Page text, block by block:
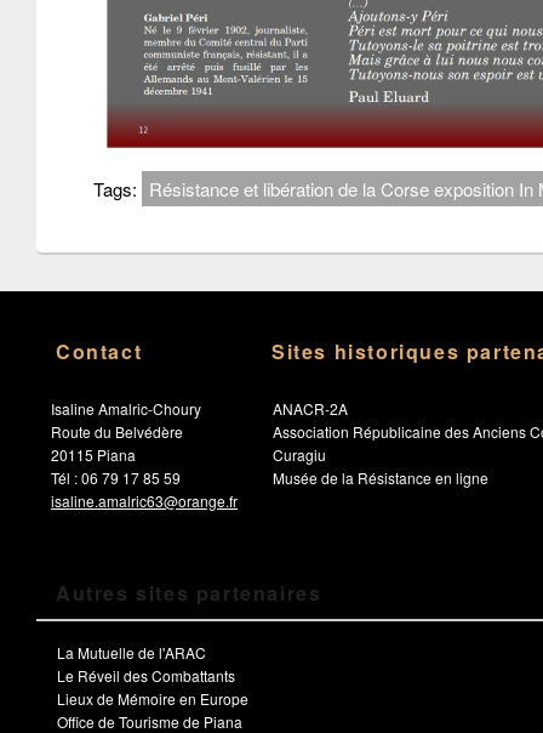
Tags: Résistance et libération de la Corse exposition In
Contact
Isaline Amalric-Choury
Route du Belvédère
20115 Piana
Tél : 06 79 17 85 59
isaline.amalric63@orange.fr
Sites historiques
ANACR-2A
Association Républicaine des Anciens
Curagiu
Musée de la Résistance en ligne
Autres sites partenaires
La Mutuelle de l'ARAC
Le Réveil des Combattants
Lieux de Mémoire en Europe
Office de Tourisme de Piana